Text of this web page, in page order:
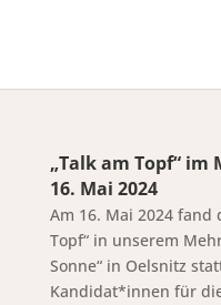
„Talk am Topf“ im
16. Mai 2024
Am 16. Mai 2024 fand
Topf“ in unserem
Sonne“ in Oelsnitz
Kandidat*innen für